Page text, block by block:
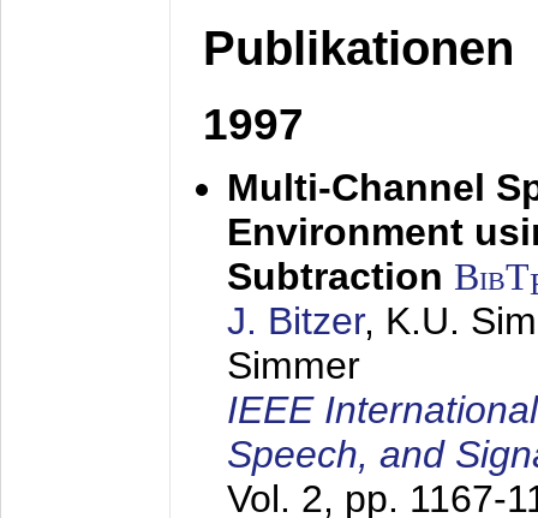
Publikationen
1997
Multi-Channel
Environment
Subtraction BibT
J. Bitzer, K.U.
Simmer
IEEE
Speech, and
Vol. 2, pp. 1167-